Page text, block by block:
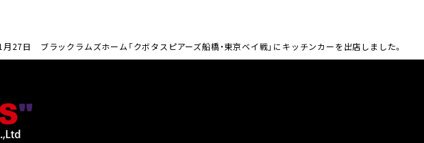
27日 ブラックラムズホーム「クボタスピアーズ船橋・東京ベイ戦」にキッチンカーを出店しました。